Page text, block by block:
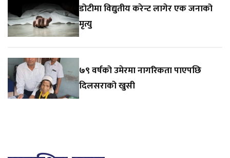
डोटीमा विद्युतीय करेन्ट लागेर एक जनाको
मृत्यु
७९ वर्षको उमेरमा नागरिकता पाएपछि
दिलसराको खुसी